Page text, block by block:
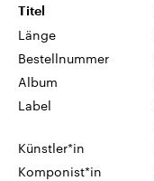
Titel
Länge
Bestellnummer
Album
Label
Künstler*in
Komponist*in